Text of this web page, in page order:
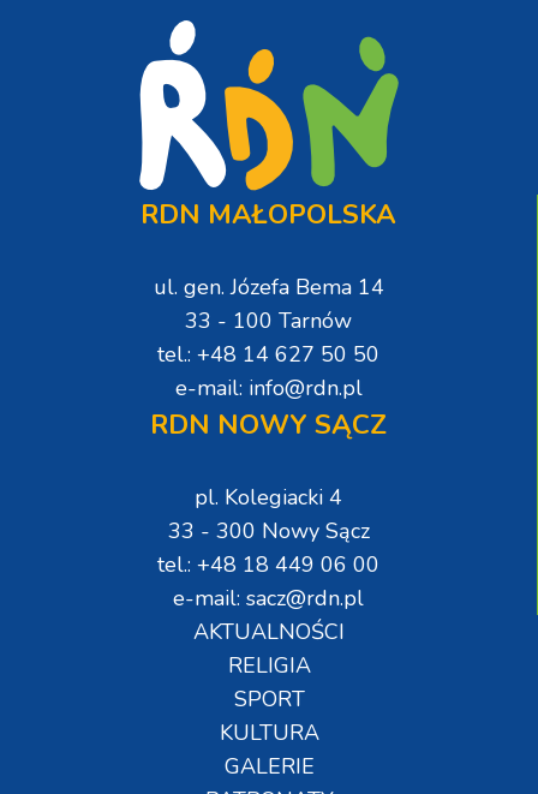
RDN MAŁOPOLSKA
ul. gen. Józefa Bema 14
33 - 100 Tarnów
tel.: +48 14 627 50 50
e-mail: info@rdn.pl
RDN NOWY SĄCZ
pl. Kolegiacki 4
33 - 300 Nowy Sącz
tel.: +48 18 449 06 00
e-mail: sacz@rdn.pl
AKTUALNOŚCI
RELIGIA
SPORT
KULTURA
GALERIE